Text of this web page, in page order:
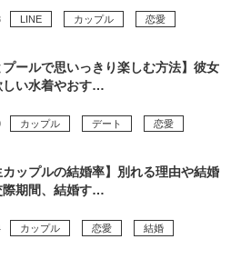
LINE カップル 恋愛
プールで思いっきり楽しむ方法】彼女
しい水着やおす…
カップル デート 恋愛
カップルの結婚率】別れる理由や結婚
際期間、結婚す…
カップル 恋愛 結婚